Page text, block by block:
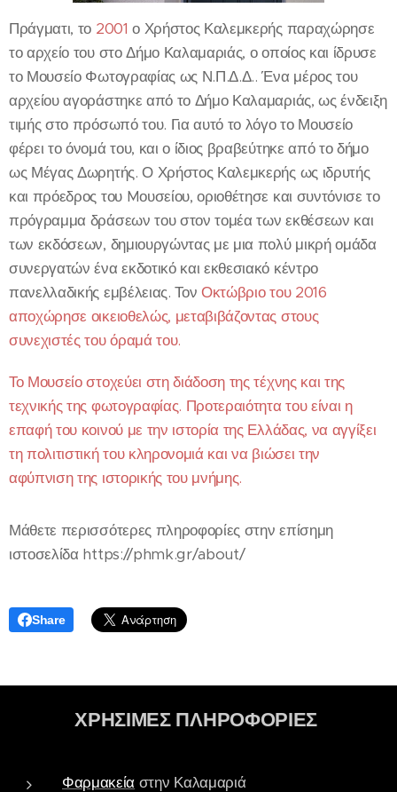
Πράγματι, το 2001 ο Χρήστος Καλεμκερής παραχώρησε
το αρχείο του στο Δήμο Καλαμαριάς, ο οποίος και ίδρυσε
το Μουσείο Φωτογραφίας ως Ν.Π.Δ.Δ.. Ένα μέρος του
αρχείου αγοράστηκε από το Δήμο Καλαμαριάς, ως ένδειξη
τιμής στο πρόσωπό του. Για αυτό το λόγο το Μουσείο
φέρει το όνομά του, και ο ίδιος βραβεύτηκε από το δήμο
ως Μέγας Δωρητής. Ο Χρήστος Καλεμκερής ως ιδρυτής
και πρόεδρος του Mουσείου, οριοθέτησε και συντόνισε το
πρόγραμμα δράσεων του στον τομέα των εκθέσεων και
των εκδόσεων, δημιουργώντας με μια πολύ μικρή ομάδα
συνεργατών ένα εκδοτικό και εκθεσιακό κέντρο
πανελλαδικής εμβέλειας. ΤονΟκτώβριο του 2016
αποχώρησε οικειοθελώς, μεταβιβάζοντας στους
συνεχιστές του όραμά του.
Το Μουσείο στοχεύει στη διάδοση της τέχνης και της
τεχνικής της φωτογραφίας. Προτεραιότητα του είναι η
επαφή του κοινού με την ιστορία της Ελλάδας, να αγγίξει
τη πολιτιστική του κληρονομιά και να βιώσει την
αφύπνιση της ιστορικής του μνήμης.
Μάθετε περισσότερες πληροφορίες στην επίσημη
ιστοσελίδα https://phmk.gr/about/
Share
ΧΡΗΣΙΜΕΣ ΠΛΗΡΟΦΟΡΙΕΣ
Φαρμακεία στην Καλαμαριά